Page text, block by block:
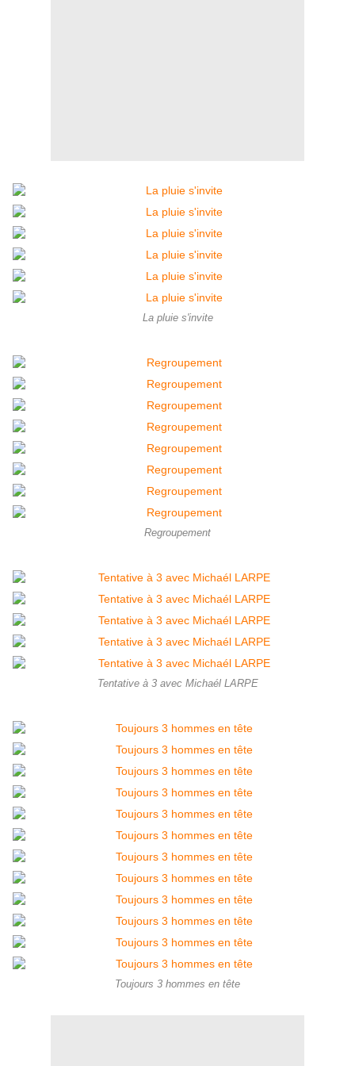
La pluie s'invite
Regroupement
Tentative à 3 avec Michaél LARPE
Toujours 3 hommes en tête